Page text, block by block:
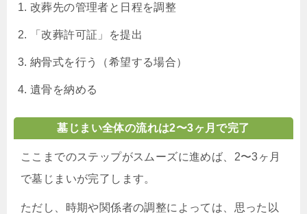
改葬先の管理者と日程を調整
「改葬許可証」を提出
納骨式を行う（希望する場合）
遺骨を納める
墓じまい全体の流れは2〜3ヶ月で完了
ここまでのステップがスムーズに進めば、2〜3ヶ月
で墓じまいが完了します。
ただし、時期や関係者の調整によっては、思った以